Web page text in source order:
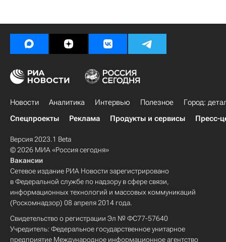
Новости Аналитика Интервью Полезное
Город:
Спецпроекты
Реклама Продукты и сервисы Пресс-
Версия 2023.1 Beta
© 2026 МИА «Россия сегодня»
Вакансии
Сетевое издание РИА Новости зарегистрировано
в Федеральной службе по надзору в сфере связи,
информационных технологий и массовых коммуникаций
(Роскомнадзор) 08 апреля 2014 года.
Свидетельство о регистрации Эл № ФС77-57640
Учредитель: Федеральное государственное унитарное
предприятие Международное информационное агентство